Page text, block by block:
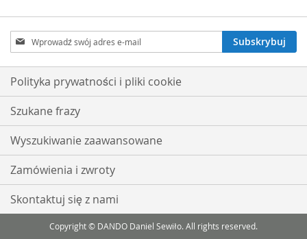
Subskrybuj
nasz
newsletter:
Subskrybuj
Polityka prywatności i pliki cookie
Szukane frazy
Wyszukiwanie zaawansowane
Zamówienia i zwroty
Skontaktuj się z nami
Copyright © DANDO Daniel Sewiło. All rights reserved.